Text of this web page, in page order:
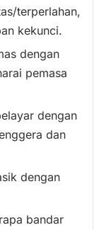
terperlahan,
kekunci.
dengan
pemasa
dengan
dan
dengan
bandar